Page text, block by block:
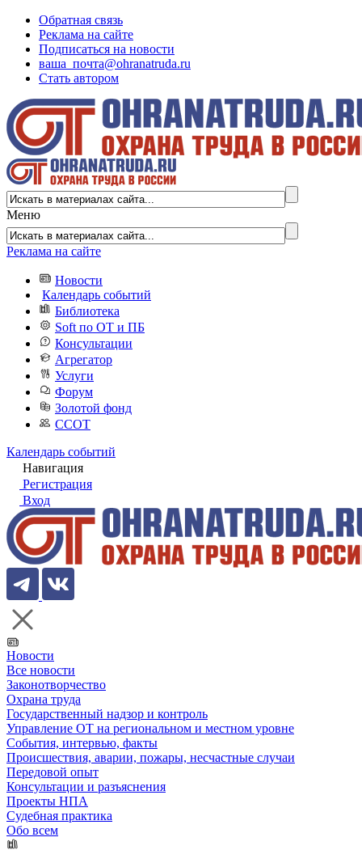
Обратная связь
Реклама на сайте
Подписаться на новости
ваша_почта@ohranatruda.ru
Стать автором
Меню
Реклама на сайте
Новости
Календарь событий
Библиотека
Soft по ОТ и ПБ
Консультации
Агрегатор
Услуги
Форум
Золотой фонд
ССОТ
Календарь событий
Навигация
Регистрация
Вход
Новости
Все новости
Законотворчество
Охрана труда
Государственный надзор и контроль
Управление ОТ на региональном и местном уровне
События, интервью, факты
Происшествия, аварии, пожары, несчастные случаи
Передовой опыт
Консультации и разъяснения
Проекты НПА
Судебная практика
Обо всем